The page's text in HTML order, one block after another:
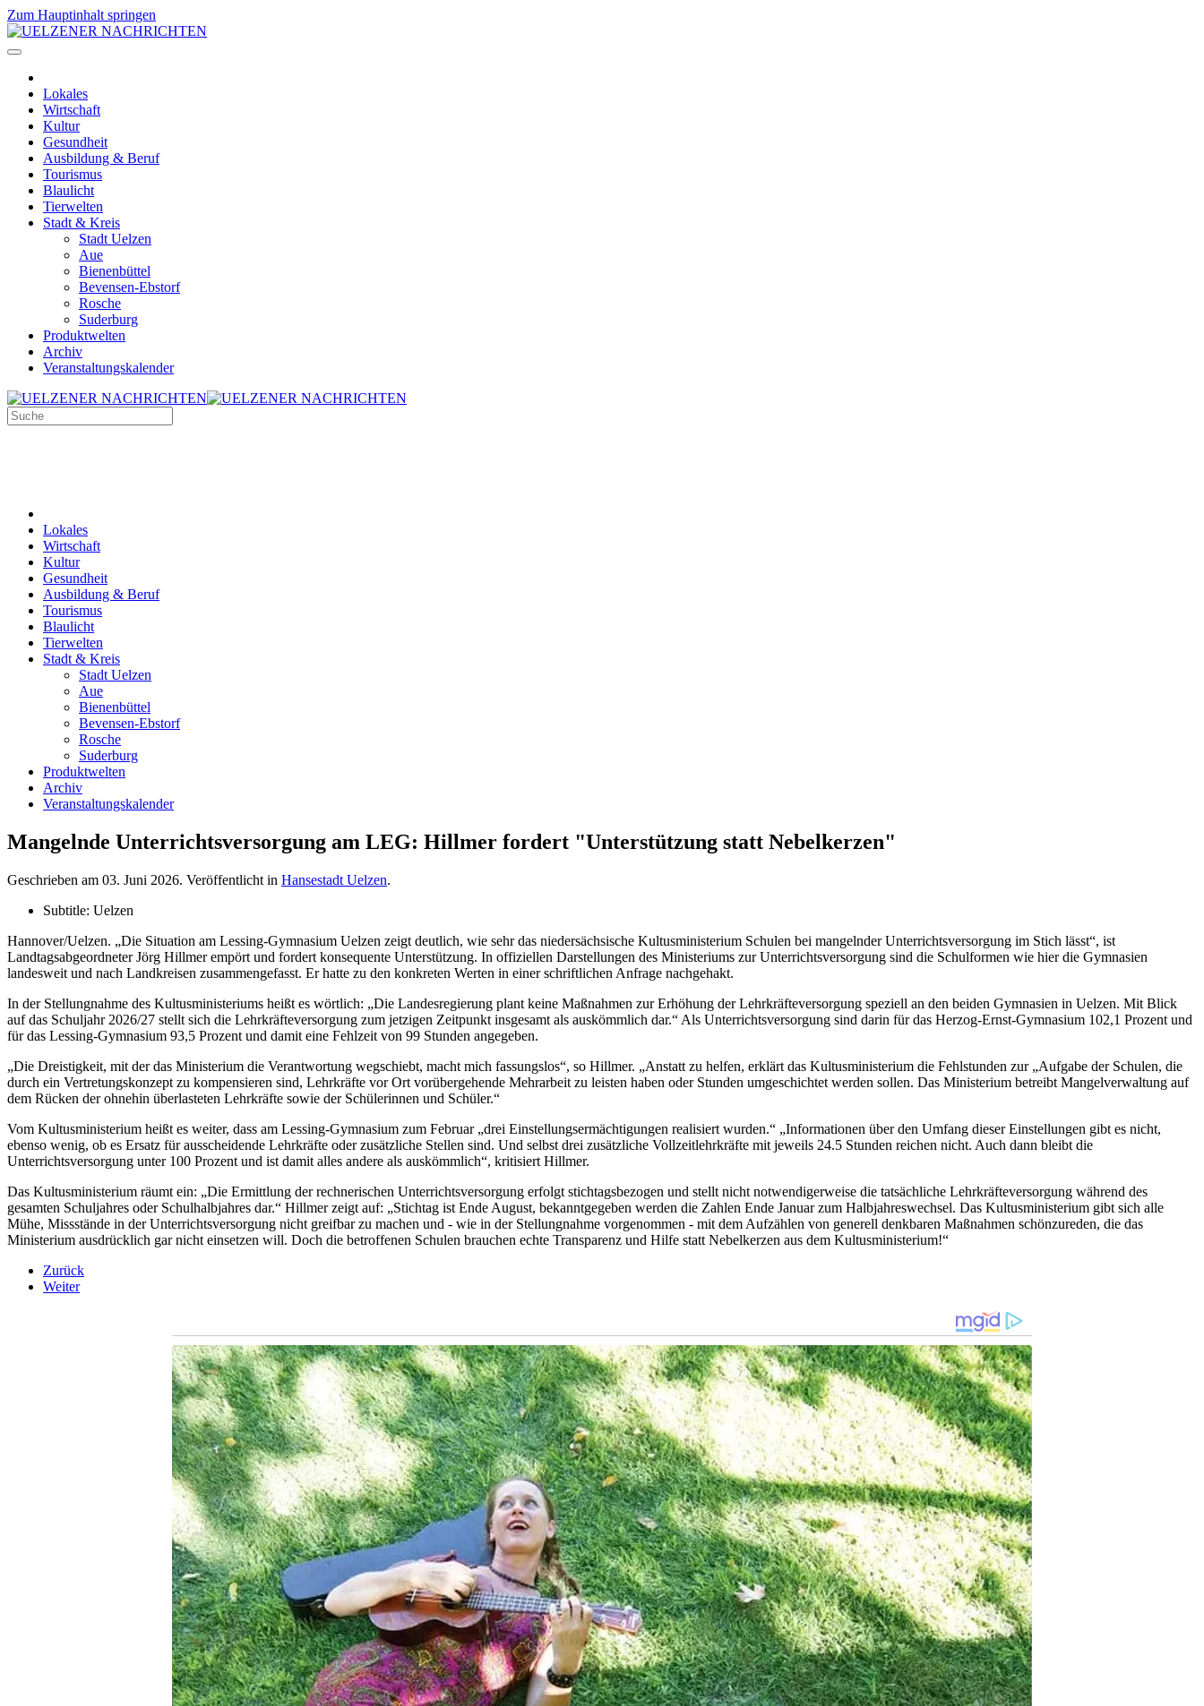
Zum Hauptinhalt springen
Lokales
Wirtschaft
Kultur
Gesundheit
Ausbildung & Beruf
Tourismus
Blaulicht
Tierwelten
Stadt & Kreis
Stadt Uelzen
Aue
Bienenbüttel
Bevensen-Ebstorf
Rosche
Suderburg
Produktwelten
Archiv
Veranstaltungskalender
Lokales
Wirtschaft
Kultur
Gesundheit
Ausbildung & Beruf
Tourismus
Blaulicht
Tierwelten
Stadt & Kreis
Stadt Uelzen
Aue
Bienenbüttel
Bevensen-Ebstorf
Rosche
Suderburg
Produktwelten
Archiv
Veranstaltungskalender
Mangelnde Unterrichtsversorgung am LEG: Hillmer fordert "Unterstützung statt Nebelkerzen"
Geschrieben am 03. Juni 2026. Veröffentlicht in Hansestadt Uelzen.
Subtitle: Uelzen
Hannover/Uelzen. „Die Situation am Lessing-Gymnasium Uelzen zeigt deutlich, wie sehr das niedersächsische Kultusministerium Schulen bei mangelnder Unterrichtsversorgung im Stich lässt“, ist
Landtagsabgeordneter Jörg Hillmer empört und fordert konsequente Unterstützung. In offiziellen Darstellungen des Ministeriums zur Unterrichtsversorgung sind die Schulformen wie hier die Gymnasien
landesweit und nach Landkreisen zusammengefasst. Er hatte zu den konkreten Werten in einer schriftlichen Anfrage nachgehakt.
In der Stellungnahme des Kultusministeriums heißt es wörtlich: „Die Landesregierung plant keine Maßnahmen zur Erhöhung der Lehrkräfteversorgung speziell an den beiden Gymnasien in Uelzen. Mit Blick
auf das Schuljahr 2026/27 stellt sich die Lehrkräfteversorgung zum jetzigen Zeitpunkt insgesamt als auskömmlich dar.“ Als Unterrichtsversorgung sind darin für das Herzog-Ernst-Gymnasium 102,1 Prozent und
für das Lessing-Gymnasium 93,5 Prozent und damit eine Fehlzeit von 99 Stunden angegeben.
„Die Dreistigkeit, mit der das Ministerium die Verantwortung wegschiebt, macht mich fassungslos“, so Hillmer. „Anstatt zu helfen, erklärt das Kultusministerium die Fehlstunden zur „Aufgabe der Schulen, die
durch ein Vertretungskonzept zu kompensieren sind, Lehrkräfte vor Ort vorübergehende Mehrarbeit zu leisten haben oder Stunden umgeschichtet werden sollen. Das Ministerium betreibt Mangelverwaltung auf
dem Rücken der ohnehin überlasteten Lehrkräfte sowie der Schülerinnen und Schüler.“
Vom Kultusministerium heißt es weiter, dass am Lessing-Gymnasium zum Februar „drei Einstellungsermächtigungen realisiert wurden.“ „Informationen über den Umfang dieser Einstellungen gibt es nicht,
ebenso wenig, ob es Ersatz für ausscheidende Lehrkräfte oder zusätzliche Stellen sind. Und selbst drei zusätzliche Vollzeitlehrkräfte mit jeweils 24.5 Stunden reichen nicht. Auch dann bleibt die
Unterrichtsversorgung unter 100 Prozent und ist damit alles andere als auskömmlich“, kritisiert Hillmer.
Das Kultusministerium räumt ein: „Die Ermittlung der rechnerischen Unterrichtsversorgung erfolgt stichtagsbezogen und stellt nicht notwendigerweise die tatsächliche Lehrkräfteversorgung während des
gesamten Schuljahres oder Schulhalbjahres dar.“ Hillmer zeigt auf: „Stichtag ist Ende August, bekanntgegeben werden die Zahlen Ende Januar zum Halbjahreswechsel. Das Kultusministerium gibt sich alle
Mühe, Missstände in der Unterrichtsversorgung nicht greifbar zu machen und - wie in der Stellungnahme vorgenommen - mit dem Aufzählen von generell denkbaren Maßnahmen schönzureden, die das
Ministerium ausdrücklich gar nicht einsetzen will. Doch die betroffenen Schulen brauchen echte Transparenz und Hilfe statt Nebelkerzen aus dem Kultusministerium!“
Zurück
Weiter